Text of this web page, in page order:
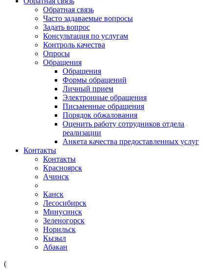
Обратная связь
Часто задаваемые вопросы
Задать вопрос
Консультация по услугам
Контроль качества
Опросы
Обращения
Обращения
Формы обращений
Личный прием
Электронные обращения
Письменные обращения
Порядок обжалования
Оценить работу сотрудников отдела
реализации
Анкета качества предоставленных услуг
Контакты
Контакты
Красноярск
Ачинск
Канск
Лесосибирск
Минусинск
Зеленогорск
Норильск
Кызыл
Абакан
(